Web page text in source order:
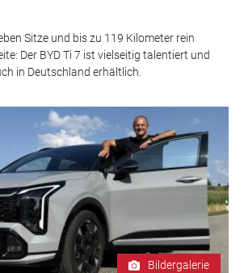
Sitze und bis zu 119 Kilometer rein
Der BYD Ti 7 ist vielseitig talentiert und
in Deutschland erhältlich.
Bildergalerie